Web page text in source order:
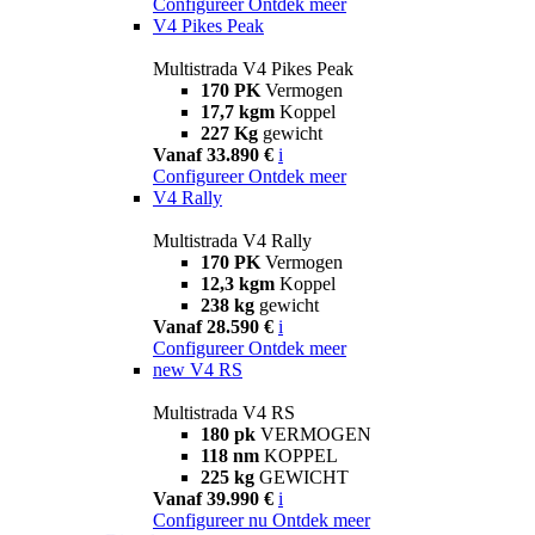
V4 Pikes Peak
Multistrada V4 Pikes Peak
170 PK Vermogen
17,7 kgm Koppel
227 Kg gewicht
Vanaf 33.890 € i
Configureer Ontdek meer
V4 Rally
Multistrada V4 Rally
170 PK Vermogen
12,3 kgm Koppel
238 kg gewicht
Vanaf 28.590 € i
Configureer Ontdek meer
new V4 RS
Multistrada V4 RS
180 pk VERMOGEN
118 nm KOPPEL
225 kg GEWICHT
Vanaf 39.990 € i
Configureer nu Ontdek meer